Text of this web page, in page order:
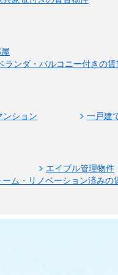
ランダ・バルコニー付きの
ンション
一戸建
エイブル管理物件
ーム・リノベーション済みの